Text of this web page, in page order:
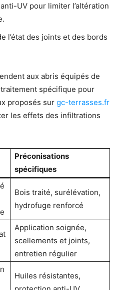
UV pour limiter l’altération
l’état des joints et des bords
aux abris équipés de
spécifique pour
proposés sur gc-terrasses.fr
les effets des infiltrations
Préconisations
spécifiques
Bois traité, surélévation,
hydrofuge renforcé
Application soignée,
scellements et joints,
entretien régulier
Huiles résistantes,